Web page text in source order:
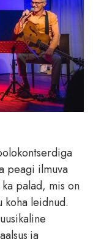
peagi ilmuva
palad, mis on
koha leidnud.
ja